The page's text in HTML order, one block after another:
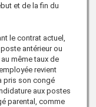
et de la fin du
le contrat actuel,
antérieur ou
même taux de
revient
pris son congé
aux postes
parental, comme